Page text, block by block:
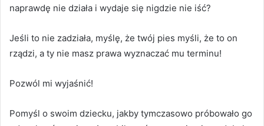
naprawdę nie działa i wydaje się nigdzie nie iść?
Jeśli to nie zadziała, myślę, że twój pies myśli, że to on
rządzi, a ty nie masz prawa wyznaczać mu terminu!
Pozwól mi wyjaśnić!
Pomyśl o swoim dziecku, jakby tymczasowo próbowało go